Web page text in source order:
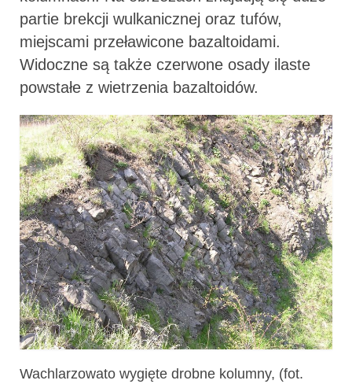
partie brekcji wulkanicznej oraz tufów,
miejscami przeławicone bazaltoidami.
Widoczne są także czerwone osady ilaste
powstałe z wietrzenia bazaltoidów.
Wachlarzowato wygięte drobne kolumny, (fot.